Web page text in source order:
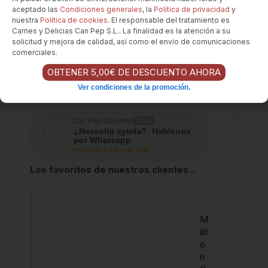
Momento Perfecto:Este Kumeu River
Estate Chardonnay es ideal para una cena
especial, una celebración o una velada con
amantes del vino que aprecian la elegancia
y la finura de un Chardonnay de clase
mundial. Es un vino que invita a la
Can Pep Gourmet
¿Necesita ayuda?. Hablenos
por Whatsapp
Horario de L a V de 8h a 19h
Los favoritos de nuestros clientes...
M
illt
o
n
aceptado las Condiciones generales, la Política de privacidad y
nuestra Política de cookies. El responsable del tratamiento es
Carnes y Delicias Can Pep S.L.. La finalidad es la atención a su
solicitud y mejora de calidad, así como el envío de comunicaciones
comerciales.
OBTENER 5,00€ DE DESCUENTO AHORA
Ver condiciones de la promoción.